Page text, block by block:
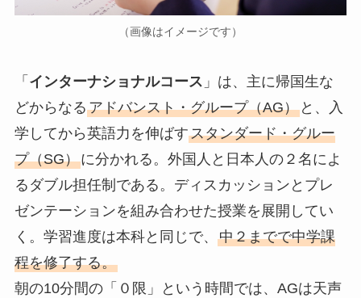
（画像はイメージです）
「 インターナショナルコース 」は、主に帰国生な
どからなるアドバンスト・グループ（AG）と、入
学してから英語力を伸ばすスタンダード・グルー
プ（SG）に分かれる。外国人と日本人の２名によ
るダブル担任制である。ディスカッションとプレ
ゼンテーションを組み合わせた授業を展開してい
く。学習進度は本科と同じで、 中２までで中学課
程を修了する。
朝の10分間の「０限」という時間では、AGは天声